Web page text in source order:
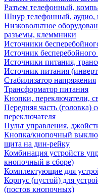
Разъем телефонный,
Шнур телефонный, аудио,
Низковольтное
разъемы, клеммники
Источники
Источник
Источники питания,
Источник питания
Стабилизатор напряжения
Трансформатор питания
Кнопки, переключатели,
Передняя часть (головка)
переключателя
Пульт управления,
Кнопка/кнопочный
щита на дин-рейку
Комбинация устройств
кнопочный в сборе)
Комплектующие для
Корпус (пустой) для
(постов кнопочных)